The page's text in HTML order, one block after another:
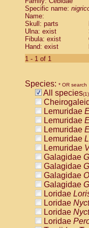
Cebidae
Cebidae
Cebidae
Cebidae
Cebidae
Cebidae
Cebidae
Cebidae
Cebidae
Cebidae
Cebidae
Cebidae
Atelidae
Atelidae
Atelidae
Atelidae
Atelidae
Atelidae
Atelidae
Atelidae
Atelidae
Atelidae
Pitheciidae
Specific name:
Name:
Skull: parts
Ulna: exist
Fibula: exist
Hand: exist
1 - 1 of 1
Species: * OR search
All species(1)
Lemuridae
Lemuridae
Lemuridae
Lemuridae
Lemuridae
Galagidae
Galagidae
Galagidae
Galagidae
Loridae
Loridae
Loridae
Loridae